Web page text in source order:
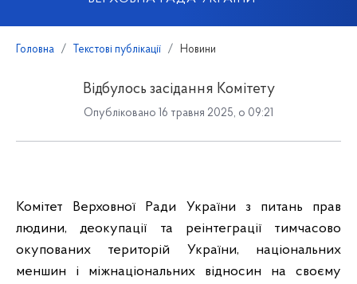
Головна Текстові публікації Новини
Відбулось засідання Комітету
Опубліковано 16 травня 2025, о 09:21
Комітет Верховної Ради України з питань прав
людини, деокупації та реінтеграції тимчасово
окупованих територій України, національних
меншин і міжнаціональних відносин на своєму